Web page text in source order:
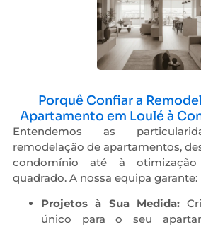
Porquê Confiar a
Apartamento em Loulé à
Entendemos as
remodelação de apartamentos,
condomínio até à
quadrado. A nossa equipa garante:
Projetos à Sua Medida:
único para o seu